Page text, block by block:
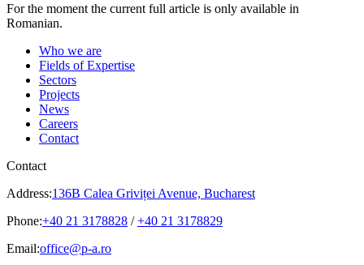
For the moment the current full article is only available in
Romanian.
Who we are
Fields of Expertise
Sectors
Projects
News
Careers
Contact
Contact
Address:136B Calea Griviței Avenue, Bucharest
Phone:+40 21 3178828 /+40 21 3178829
Email:office@p-a.ro